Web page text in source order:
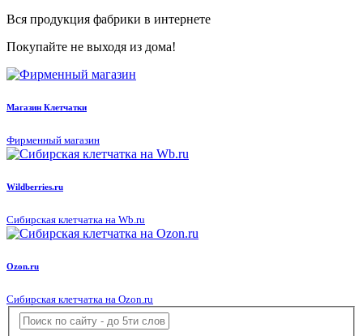
Вся продукция фабрики в интернете
Покупайте не выходя из дома!
Магазин Клетчатки
Фирменный магазин
Wildberries.ru
Сибирская клетчатка на Wb.ru
Ozon.ru
Сибирская клетчатка на Ozon.ru